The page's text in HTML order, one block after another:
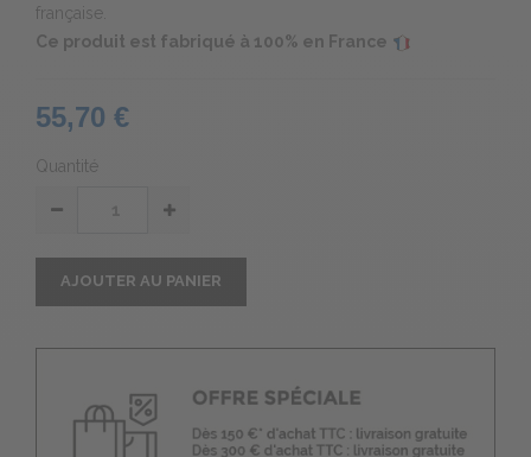
française.
Ce produit est fabriqué à 100% en France
55,70 €
Quantité
AJOUTER AU PANIER